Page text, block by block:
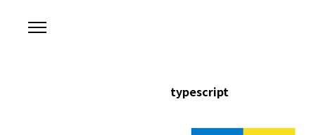
typescript